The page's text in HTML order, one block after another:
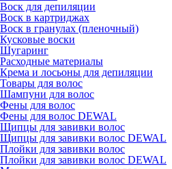
Воск для депиляции
Воск в картриджах
Воск в гранулах (пленочный)
Кусковые воски
Шугаринг
Расходные материалы
Крема и лосьоны для депиляции
Товары для волос
Шампуни для волос
Фены для волос
Фены для волос DEWAL
Щипцы для завивки волос
Щипцы для завивки волос DEWAL
Плойки для завивки волос
Плойки для завивки волос DEWAL